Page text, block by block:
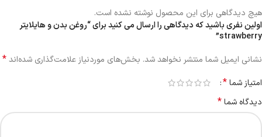
هیچ دیدگاهی برای این محصول نوشته نشده است.
اولین نفری باشید که دیدگاهی را ارسال می کنید برای “روغن بدن و هایلایتر
strawberry”
نشانی ایمیل شما منتشر نخواهد شد. بخش‌های موردنیاز علامت‌گذاری شده‌اند*
امتیاز شما*
دیدگاه شما*